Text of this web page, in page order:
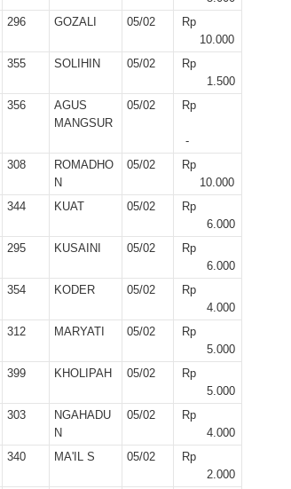
296
GOZALI 05/02
Rp
10.000
355
SOLIHIN 05/02
Rp
1.500
356
AGUS
MANGSUR
05/02 Rp
-
308
ROMADHO
N
05/02
Rp
10.000
344
KUAT 05/02
Rp
6.000
295
KUSAINI 05/02
Rp
6.000
354
KODER 05/02
Rp
4.000
312
MARYATI 05/02
Rp
5.000
399
KHOLIPAH 05/02
Rp
5.000
303
NGAHADU
N
05/02
Rp
4.000
340
MA'IL S 05/02
Rp
2.000